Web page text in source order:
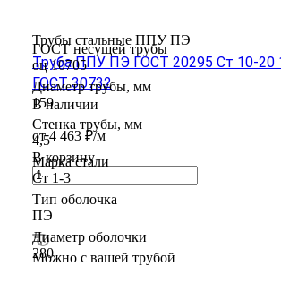
ГОСТ несущей трубы
оц 10705
Диаметр трубы, мм
159
Стенка трубы, мм
4,5
Марка стали
Ст 1-3
Тип оболочка
ПЭ
Диаметр оболочки
280
Трубы стальные ППУ ПЭ
Труба ППУ ПЭ ГОСТ 20295 Ст 10-20
ГОСТ 30732
В наличии
от 4 463 ₽/м
В корзину
Можно с вашей трубой